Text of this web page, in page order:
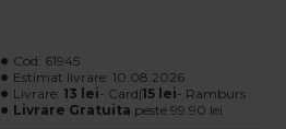
Cod: 61945
Estimat livrare: 10.08.2026
Livrare: 13 lei- Card|15 lei- Ramburs
Livrare Gratuita peste 99.90 lei